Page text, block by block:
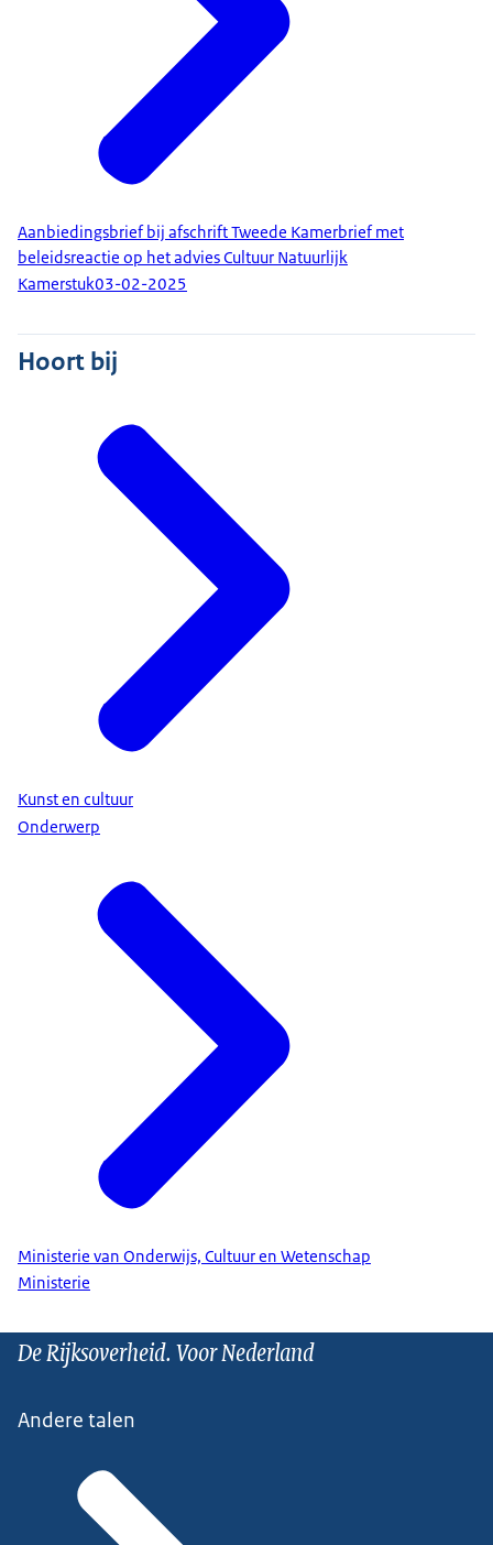
Aanbiedingsbrief bij afschrift Tweede Kamerbrief met
beleidsreactie op het advies Cultuur Natuurlijk
Kamerstuk03-02-2025
Hoort bij
Kunst en cultuur
Onderwerp
Ministerie van Onderwijs, Cultuur en Wetenschap
Ministerie
De Rijksoverheid. Voor Nederland
Andere talen